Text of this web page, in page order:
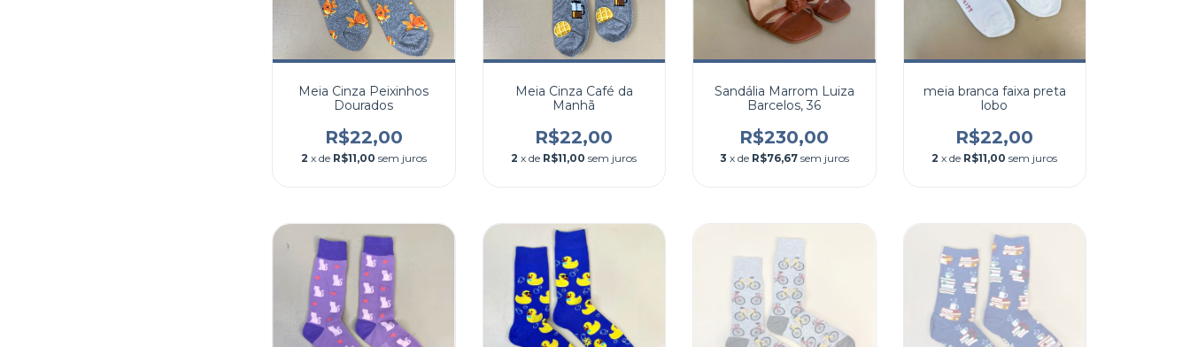
Meia Cinza Peixinhos
Dourados
R$22,00
2 x de R$11,00 sem juros
Meia Cinza Café da
Manhã
R$22,00
2 x de R$11,00 sem juros
Sandália Marrom Luiza
Barcelos, 36
R$230,00
3 x de R$76,67 sem juros
meia branca faixa preta
lobo
R$22,00
2 x de R$11,00 sem juros